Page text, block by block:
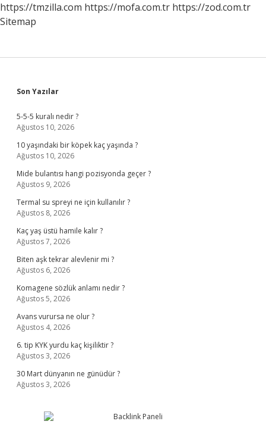
https://tmzilla.com https://mofa.com.tr https://zod.com.tr
Sitemap
Sidebar
Son Yazılar
5-5-5 kuralı nedir ?
Ağustos 10, 2026
10 yaşındaki bir köpek kaç yaşında ?
Ağustos 10, 2026
Mide bulantısı hangi pozisyonda geçer ?
Ağustos 9, 2026
Termal su spreyi ne için kullanılır ?
Ağustos 8, 2026
Kaç yaş üstü hamile kalır ?
Ağustos 7, 2026
Biten aşk tekrar alevlenir mi ?
Ağustos 6, 2026
Komagene sözlük anlamı nedir ?
Ağustos 5, 2026
Avans vurursa ne olur ?
Ağustos 4, 2026
6. tip KYK yurdu kaç kişiliktir ?
Ağustos 3, 2026
30 Mart dünyanın ne günüdür ?
Ağustos 3, 2026